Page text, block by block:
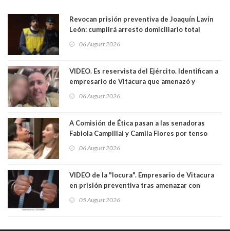
Revocan prisión preventiva de Joaquín Lavín
León: cumplirá arresto domiciliario total
06 August 2026
VIDEO. Es reservista del Ejército. Identifican a
empresario de Vitacura que amenazó y
al "ring raja". Se trata de Andrés Arrieta y la
06 August 2026
A Comisión de Ética pasan a las senadoras
Fabiola Campillai y Camila Flores por tenso
06 August 2026
VIDEO de la "locura". Empresario de Vitacura
en prisión preventiva tras amenazar con
Los persiguió en potente camioneta
05 August 2026